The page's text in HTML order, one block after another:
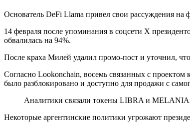
Основатель DeFi Llama привел свои рассуждения
14 февраля после упоминания в соцсети X
обвалилась на 94%.
После краха Милей удалил промо-пост и уточнил,
Согласно Lookonchain, восемь связанных с
было разблокировано и доступно для продажи с
Аналитики связали токены LIBRA и MELANIA
Некоторые аргентинские политики угрожают